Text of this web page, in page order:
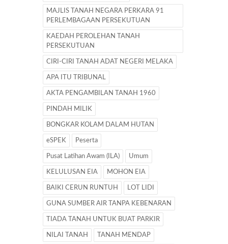
MAJLIS TANAH NEGARA PERKARA 91
PERLEMBAGAAN PERSEKUTUAN
KAEDAH PEROLEHAN TANAH
PERSEKUTUAN
CIRI-CIRI TANAH ADAT NEGERI MELAKA
APA ITU TRIBUNAL
AKTA PENGAMBILAN TANAH 1960
PINDAH MILIK
BONGKAR KOLAM DALAM HUTAN
eSPEK Peserta
Pusat Latihan Awam (ILA) Umum
KELULUSAN EIA MOHON EIA
BAIKI CERUN RUNTUH LOT LIDI
GUNA SUMBER AIR TANPA KEBENARAN
TIADA TANAH UNTUK BUAT PARKIR
NILAI TANAH TANAH MENDAP